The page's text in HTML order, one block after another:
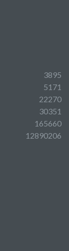
3895
5171
22270
30351
165660
12890206